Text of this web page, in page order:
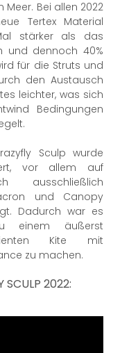
Meer. Bei allen 2022
Tertex Material
stärker als das
und dennoch 40%
für die Struts und
den Austausch
leichter, was sich
Bedingungen
Sculp wurde
vor allem auf
ausschließlich
und Canopy
Dadurch war es
einem äußerst
Kite mit
zu machen.
SCULP 2022: